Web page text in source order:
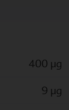
400 µg
9 µg